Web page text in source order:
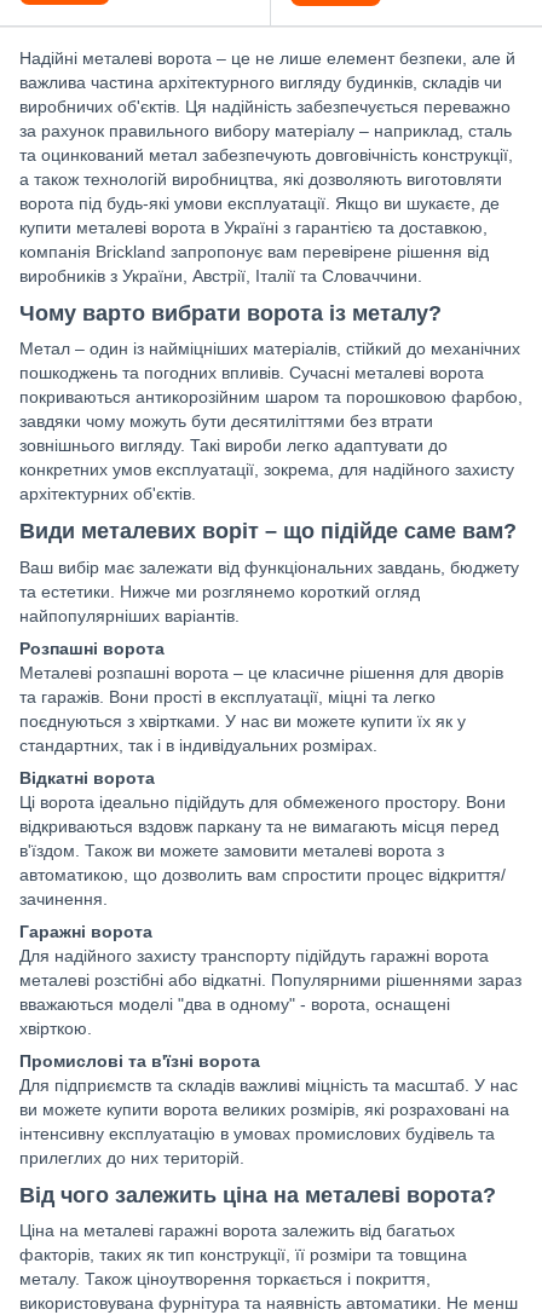
Надійні металеві ворота – це не лише елемент безпеки, але й
важлива частина архітектурного вигляду будинків, складів чи
виробничих об'єктів. Ця надійність забезпечується переважно
за рахунок правильного вибору матеріалу – наприклад, сталь
та оцинкований метал забезпечують довговічність конструкції,
а також технологій виробництва, які дозволяють виготовляти
ворота під будь-які умови експлуатації. Якщо ви шукаєте, де
купити металеві ворота в Україні з гарантією та доставкою,
компанія Brickland запропонує вам перевірене рішення від
виробників з України, Австрії, Італії та Словаччини.
Чому варто вибрати ворота із металу?
Метал – один із найміцніших матеріалів, стійкий до механічних
пошкоджень та погодних впливів. Сучасні металеві ворота
покриваються антикорозійним шаром та порошковою фарбою,
завдяки чому можуть бути десятиліттями без втрати
зовнішнього вигляду. Такі вироби легко адаптувати до
конкретних умов експлуатації, зокрема, для надійного захисту
архітектурних об'єктів.
Види металевих воріт – що підійде саме вам?
Ваш вибір має залежати від функціональних завдань, бюджету
та естетики. Нижче ми розглянемо короткий огляд
найпопулярніших варіантів.
Розпашні ворота
Металеві розпашні ворота – це класичне рішення для дворів
та гаражів. Вони прості в експлуатації, міцні та легко
поєднуються з хвіртками. У нас ви можете купити їх як у
стандартних, так і в індивідуальних розмірах.
Відкатні ворота
Ці ворота ідеально підійдуть для обмеженого простору. Вони
відкриваються вздовж паркану та не вимагають місця перед
в'їздом. Також ви можете замовити металеві ворота з
автоматикою, що дозволить вам спростити процес відкриття/
зачинення.
Гаражні ворота
Для надійного захисту транспорту підійдуть гаражні ворота
металеві розстібні або відкатні. Популярними рішеннями зараз
вважаються моделі "два в одному" - ворота, оснащені
хвірткою.
Промислові та в'їзні ворота
Для підприємств та складів важливі міцність та масштаб. У нас
ви можете купити ворота великих розмірів, які розраховані на
інтенсивну експлуатацію в умовах промислових будівель та
прилеглих до них територій.
Від чого залежить ціна на металеві ворота?
Ціна на металеві гаражні ворота залежить від багатьох
факторів, таких як тип конструкції, її розміри та товщина
металу. Також ціноутворення торкається і покриття,
використовувана фурнітура та наявність автоматики. Не менш